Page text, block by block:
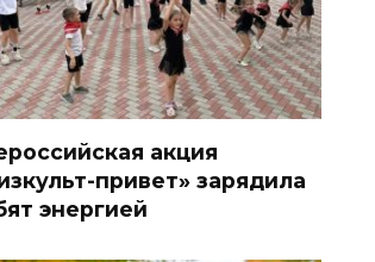
акция
привет» зарядила
энергией